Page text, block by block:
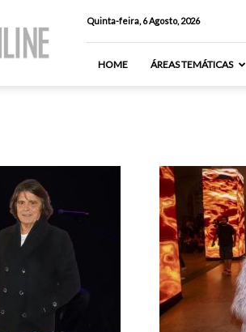
Quinta-feira, 6 Agosto, 2026
HOME ÁREAS TEMÁTICAS